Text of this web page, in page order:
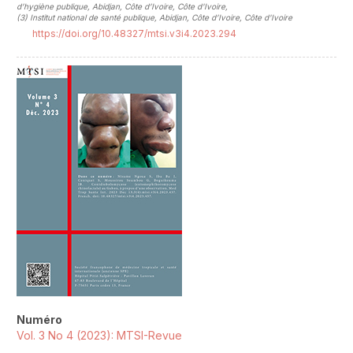
d’hygiène publique, Abidjan, Côte d’Ivoire, Côte d'Ivoire,
(3) Institut national de santé publique, Abidjan, Côte d’Ivoire, Côte d'Ivoire
https://doi.org/10.48327/mtsi.v3i4.2023.294
Numéro
Vol. 3 No 4 (2023): MTSI-Revue